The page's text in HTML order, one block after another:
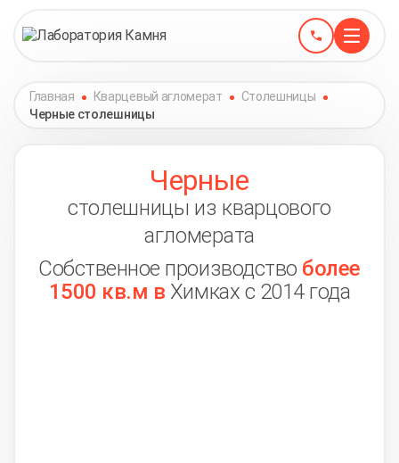
Главная Кварцевый агломерат
Столешницы
Черные столешницы
Черные
столешницы из кварцового
агломерата
Собственное производство более
1500 кв.м в Химках с 2014 года